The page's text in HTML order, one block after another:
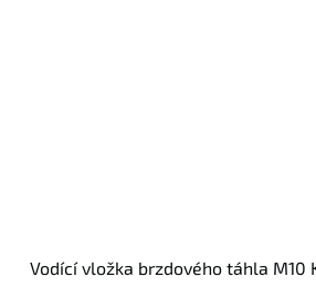
Vodící vložka brzdového táhla M10